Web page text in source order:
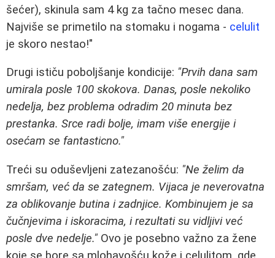
šećer), skinula sam 4 kg za tačno mesec dana.
Najviše se primetilo na stomaku i nogama - celulit
je skoro nestao!"
Drugi ističu poboljšanje kondicije: "Prvih dana sam
umirala posle 100 skokova. Danas, posle nekoliko
nedelja, bez problema odradim 20 minuta bez
prestanka. Srce radi bolje, imam više energije i
osećam se fantasticno."
Treći su oduševljeni zatezanošću: "Ne želim da
smršam, već da se zategnem. Vijaca je neverovatna
za oblikovanje butina i zadnjice. Kombinujem je sa
čučnjevima i iskoracima, i rezultati su vidljivi već
posle dve nedelje." Ovo je posebno važno za žene